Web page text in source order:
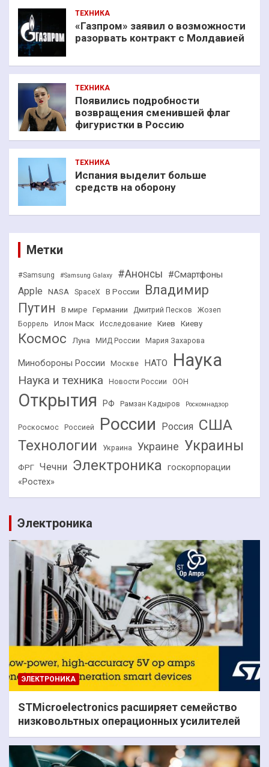
ТЕХНИКА
«Газпром» заявил о возможности
разорвать контракт с Молдавией
ТЕХНИКА
Появились подробности
возвращения сменившей флаг
фигуристки в Россию
ТЕХНИКА
Испания выделит больше
средств на оборону
Метки
#Samsung #Samsung Galaxy #Анонсы #Смартфоны
Apple NASA SpaceX В России
Владимир
Путин
В мире Германии Дмитрий Песков
Жозеп
Боррель
Илон Маск Исследование Киев Киеву
Космос Луна МИД России Мария Захарова
Минобороны России Москве НАТО Наука
Наука и техника Новости России ООН
Открытия РФ Рамзан Кадыров Роскомнадзор
Роскосмос Россией России Россия США
Технологии Украина Украине Украины
ФРГ Чечни Электроника госкорпорации
«Ростех»
Электроника
ЭЛЕКТРОНИКА
STMicroelectronics расширяет семейство
низковольтных операционных усилителей